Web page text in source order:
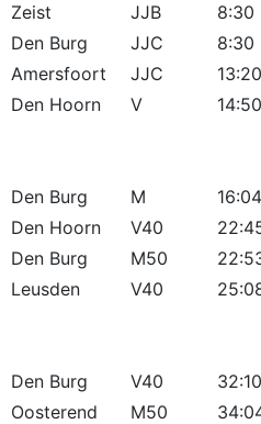
Zeist JJB
8:30
Den Burg JJC
8:30
Amersfoort JJC
13:20
Den Hoorn V 14:50
Den Burg M
16:04
Den Hoorn V40
Den Burg M50
Leusden V40
Den Burg V40
32:10
Oosterend M50